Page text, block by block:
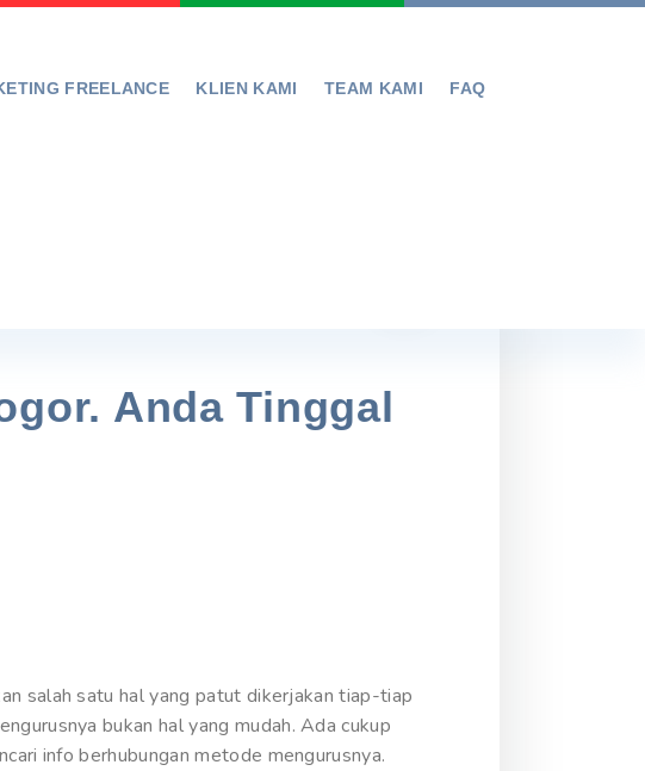
FREELANCE KLIEN KAMI TEAM KAMI FAQ
Anda Tinggal
salah satu hal yang patut dikerjakan tiap-tiap
bukan hal yang mudah. Ada cukup
info berhubungan metode mengurusnya.